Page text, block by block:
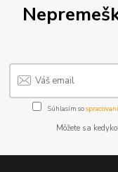
Súhlasím so
Môžete sa